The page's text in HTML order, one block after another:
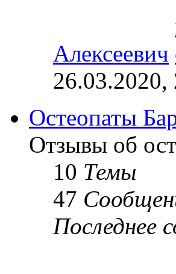
Алексеевич
Остеопаты
Отзывы об
10 Темы
47
Последнее